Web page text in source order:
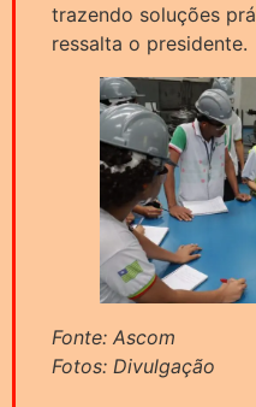
trazendo soluções
ressalta o presidente.
Fonte: Ascom
Fotos: Divulgação